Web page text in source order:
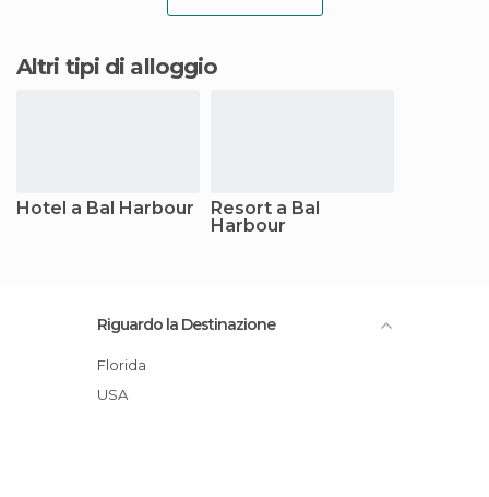
Altri tipi di alloggio
Hotel a Bal Harbour
Resort a Bal
Harbour
Riguardo la Destinazione
Florida
USA